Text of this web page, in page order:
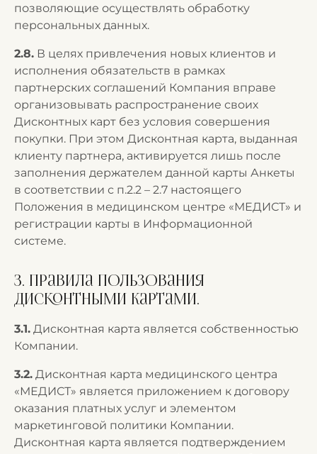
позволяющие осуществлять обработку
персональных данных.
2.8. В целях привлечения новых клиентов и
исполнения обязательств в рамках
партнерских соглашений Компания вправе
организовывать распространение своих
Дисконтных карт без условия совершения
покупки. При этом Дисконтная карта, выданная
клиенту партнера, активируется лишь после
заполнения держателем данной карты Анкеты
в соответствии с п.2.2 – 2.7 настоящего
Положения в медицинском центре «МЕДИСТ» и
регистрации карты в Информационной
системе.
3. Правила пользования
Дисконтными картами.
3.1. Дисконтная карта является собственностью
Компании.
3.2. Дисконтная карта медицинского центра
«МЕДИСТ» является приложением к договору
оказания платных услуг и элементом
маркетинговой политики Компании.
Дисконтная карта является подтверждением